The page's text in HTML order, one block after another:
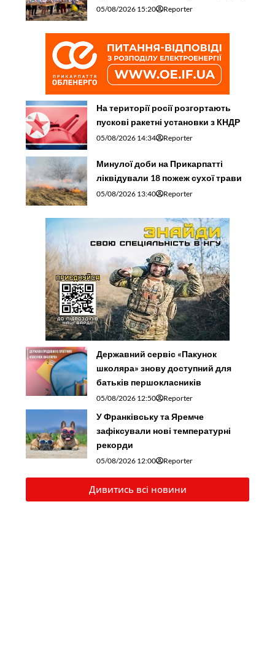
05/08/2026 15:20 Reporter
На території росії розгортають
пускові ракетні установки з КНДР
05/08/2026 14:34 Reporter
Минулої доби на Прикарпатті
ліквідували 18 пожеж сухої трави
05/08/2026 13:40 Reporter
Державний сервіс «Пакунок
школяра» знову доступний для
батьків першокласників
05/08/2026 12:50 Reporter
У Франківську та Яремче
зафіксували нові температурні
рекорди
05/08/2026 12:00 Reporter
Дивитись всі новини